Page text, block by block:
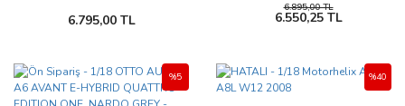
6.795,00 TL
6.895,00 TL
6.550,25 TL
%5 %40